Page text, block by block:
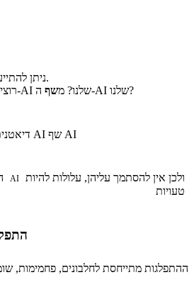
ניתן להתייעץ ולקבל משוב על המתכון.
ה-AI שלנו? משף ה-AI שלנו?
דיאטנית AI שף AI
AI
טעויות
ההתפלגות מתייחסת לחלבונים, פחמימות,